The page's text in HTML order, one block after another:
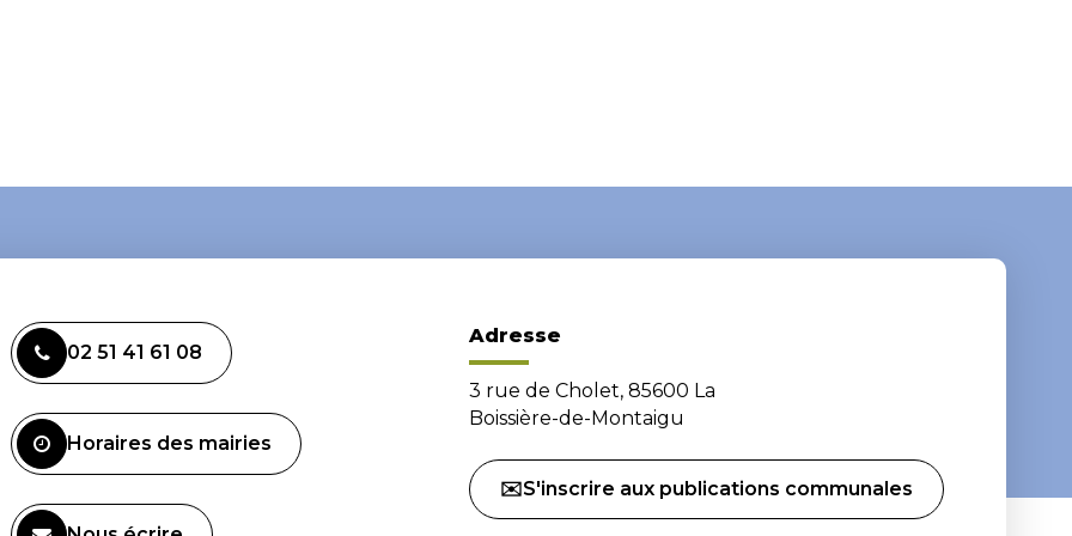
02 51 41 61 08
Horaires des mairies
Adresse
3 rue de Cholet, 85600 La
Boissière-de-Montaigu
✉️S'inscrire aux publications communales